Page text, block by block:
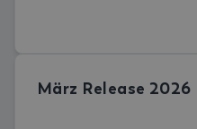
März Release 2026